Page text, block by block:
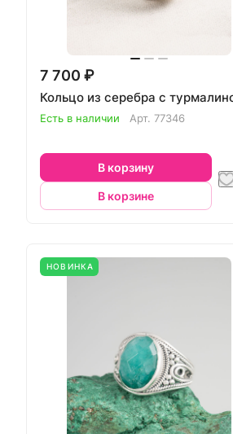
7 700 ₽
Кольцо из серебра с
Есть в наличии Арт. 77346
В корзину
В корзине
НОВИНКА